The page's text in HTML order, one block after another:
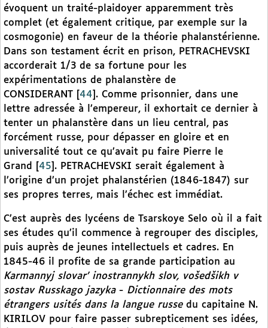
évoquent un traité-plaidoyer apparemment très
complet (et également critique, par exemple sur la
cosmogonie) en faveur de la théorie phalanstérienne.
Dans son testament écrit en prison, PETRACHEVSKI
accorderait 1/3 de sa fortune pour les
expérimentations de phalanstère de
CONSIDERANT
44 . Comme prisonnier, dans une
lettre adressée à l’empereur, il exhortait ce dernier à
tenter un phalanstère dans un lieu central, pas
forcément russe, pour dépasser en gloire et en
universalité tout ce qu’avait pu faire Pierre le
Grand
45 . PETRACHEVSKI serait également à
l’origine d’un projet phalanstérien (1846-1847) sur
ses propres terres, mais l’échec est immédiat.
C’est auprès des lycéens de Tsarskoye Selo où il a fait
ses études qu’il commence à regrouper des disciples,
puis auprès de jeunes intellectuels et cadres. En
1845-46 il profite de sa grande participation au
Karmannyj slovar’ inostrannykh slov, vošedšikh v
sostav Russkago jazyka- Dictionnaire des mots
étrangers usités dans la langue russedu capitaine N.
KIRILOV pour faire passer subrepticement ses idées,